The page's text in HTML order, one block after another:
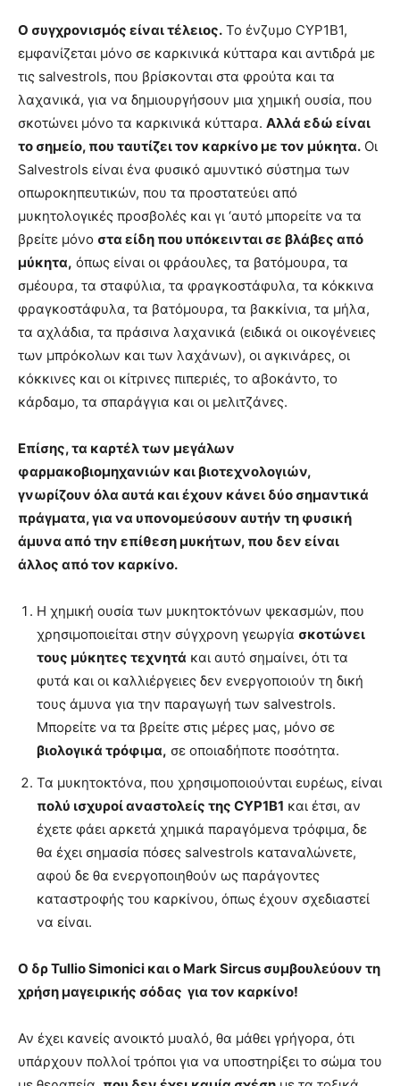
Ο συγχρονισμός είναι τέλειος. Το ένζυμο CYP1B1,
εμφανίζεται μόνο σε καρκινικά κύτταρα και αντιδρά με
τις salvestrols, που βρίσκονται στα φρούτα και τα
λαχανικά, για να δημιουργήσουν μια χημική ουσία, που
σκοτώνει μόνο τα καρκινικά κύτταρα. Αλλά εδώ είναι
το σημείο, που ταυτίζει τον καρκίνο με τον μύκητα. Οι
Salvestrols είναι ένα φυσικό αμυντικό σύστημα των
οπωροκηπευτικών, που τα προστατεύει από
μυκητολογικές προσβολές και γι ‘αυτό μπορείτε να τα
βρείτε μόνο στα είδη που υπόκεινται σε βλάβες από
μύκητα, όπως είναι οι φράουλες, τα βατόμουρα, τα
σμέουρα, τα σταφύλια, τα φραγκοστάφυλα, τα κόκκινα
φραγκοστάφυλα, τα βατόμουρα, τα βακκίνια, τα μήλα,
τα αχλάδια, τα πράσινα λαχανικά (ειδικά οι οικογένειες
των μπρόκολων και των λαχάνων), οι αγκινάρες, οι
κόκκινες και οι κίτρινες πιπεριές, το αβοκάντο, το
κάρδαμο, τα σπαράγγια και οι μελιτζάνες.
Επίσης, τα καρτέλ των μεγάλων
φαρμακοβιομηχανιών και βιοτεχνολογιών,
γνωρίζουν όλα αυτά και έχουν κάνει δύο σημαντικά
πράγματα, για να υπονομεύσουν αυτήν τη φυσική
άμυνα από την επίθεση μυκήτων, που δεν είναι
άλλος από τον καρκίνο.
Η χημική ουσία των μυκητοκτόνων ψεκασμών, που
χρησιμοποιείται στην σύγχρονη γεωργία σκοτώνει
τους μύκητες τεχνητά και αυτό σημαίνει, ότι τα
φυτά και οι καλλιέργειες δεν ενεργοποιούν τη δική
τους άμυνα για την παραγωγή των salvestrols.
Μπορείτε να τα βρείτε στις μέρες μας, μόνο σε
βιολογικά τρόφιμα, σε οποιαδήποτε ποσότητα.
Τα μυκητοκτόνα, που χρησιμοποιούνται ευρέως, είναι
πολύ ισχυροί αναστολείς της CYP1B1 και έτσι, αν
έχετε φάει αρκετά χημικά παραγόμενα τρόφιμα, δε
θα έχει σημασία πόσες salvestrols καταναλώνετε,
αφού δε θα ενεργοποιηθούν ως παράγοντες
καταστροφής του καρκίνου, όπως έχουν σχεδιαστεί
να είναι.
Ο δρ Tullio Simonici και ο Mark Sircus συμβουλεύουν τη
χρήση μαγειρικής σόδας για τον καρκίνο!
Αν έχει κανείς ανοικτό μυαλό, θα μάθει γρήγορα, ότι
υπάρχουν πολλοί τρόποι για να υποστηρίξει το σώμα του